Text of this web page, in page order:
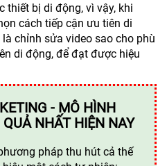
thiết bị di động, vì vậy, khi
cách tiếp cận ưu tiên di
chỉnh sửa video sao cho phù
di động, để đạt được hiệu
- MÔ HÌNH
NHẤT HIỆN NAY
pháp thu hút cả thế